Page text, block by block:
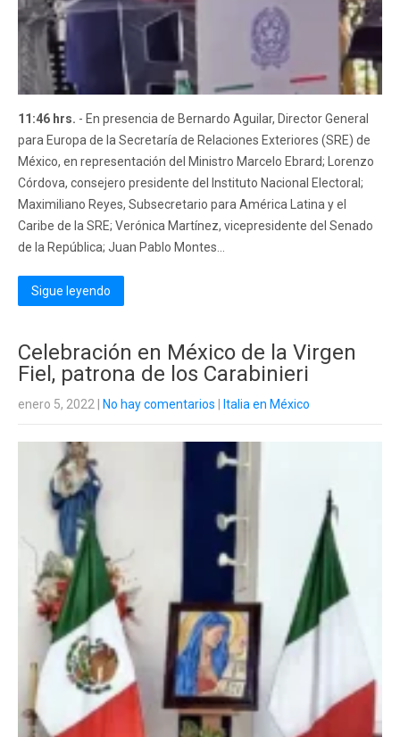
11:46 hrs. - En presencia de Bernardo Aguilar, Director General
para Europa de la Secretaría de Relaciones Exteriores (SRE) de
México, en representación del Ministro Marcelo Ebrard; Lorenzo
Córdova, consejero presidente del Instituto Nacional Electoral;
Maximiliano Reyes, Subsecretario para América Latina y el
Caribe de la SRE; Verónica Martínez, vicepresidente del Senado
de la República; Juan Pablo Montes...
Sigue leyendo
Celebración en México de la Virgen
Fiel, patrona de los Carabinieri
enero 5, 2022 No hay comentarios Italia en México